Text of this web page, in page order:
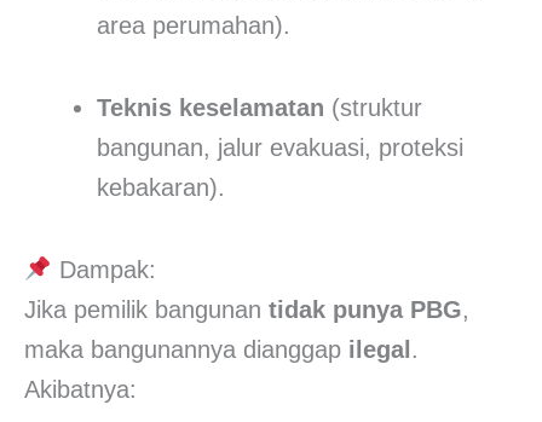
area perumahan).
Teknis keselamatan (struktur
bangunan, jalur evakuasi, proteksi
kebakaran).
Dampak:
Jika pemilik bangunan tidak punya PBG,
maka bangunannya dianggap ilegal .
Akibatnya: